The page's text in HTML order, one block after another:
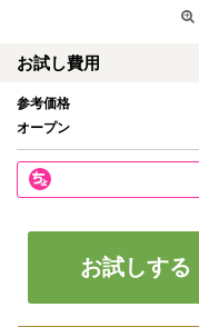
お試し費用
参考価格
オープン
お試しする